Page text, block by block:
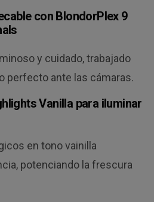
con BlondorPlex 9
y cuidado, trabajado
perfecto ante las cámaras.
Vanilla para iluminar
en tono vainilla
potenciando la frescura